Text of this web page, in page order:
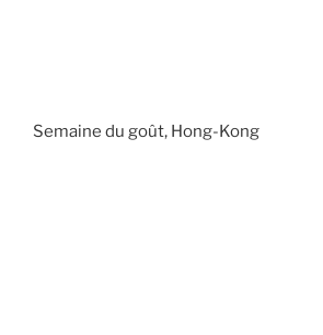
Semaine du goût, Hong-Kong